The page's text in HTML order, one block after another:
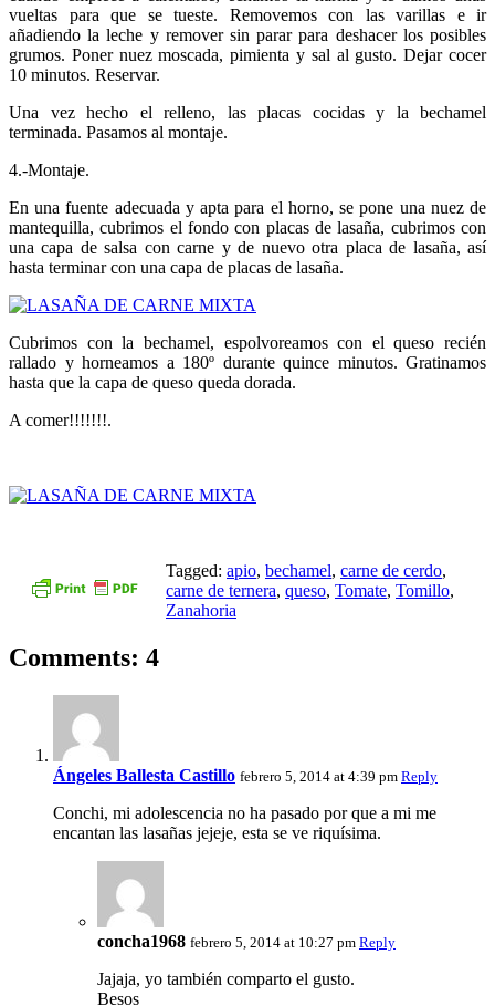
vueltas para que se tueste. Removemos con las varillas e ir
añadiendo la leche y remover sin parar para deshacer los posibles
grumos. Poner nuez moscada, pimienta y sal al gusto. Dejar cocer
10 minutos. Reservar.
Una vez hecho el relleno, las placas cocidas y la bechamel
terminada. Pasamos al montaje.
4.-Montaje.
En una fuente adecuada y apta para el horno, se pone una nuez de
mantequilla, cubrimos el fondo con placas de lasaña, cubrimos con
una capa de salsa con carne y de nuevo otra placa de lasaña, así
hasta terminar con una capa de placas de lasaña.
Cubrimos con la bechamel, espolvoreamos con el queso recién
rallado y horneamos a 180º durante quince minutos. Gratinamos
hasta que la capa de queso queda dorada.
A comer!!!!!!!.
Tagged: apio, bechamel, carne de cerdo,
carne de ternera, queso, Tomate, Tomillo,
Zanahoria
Comments: 4
Ángeles Ballesta Castillo febrero 5, 2014 at 4:39 pm Reply
Conchi, mi adolescencia no ha pasado por que a mi me
encantan las lasañas jejeje, esta se ve riquísima.
concha1968 febrero 5, 2014 at 10:27 pm Reply
Jajaja, yo también comparto el gusto.
Besos